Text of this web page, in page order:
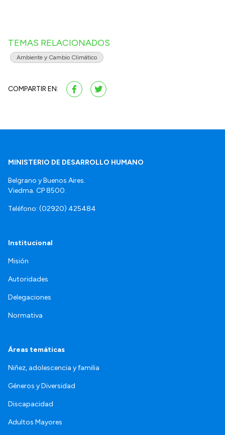
TEMAS RELACIONADOS
Ambiente y Cambio Climático
COMPARTIR EN:
MINISTERIO DE DESARROLLO HUMANO
Belgrano y Buenos Aires.
Viedma. CP 8500.
Teléfono: (02920) 425484
Institucional
Misión
Autoridades
Delegaciones
Normativa
Áreas temáticas
Niñez, adolescencia y familia
Géneros y Diversidad
Discapacidad
Adultos Mayores